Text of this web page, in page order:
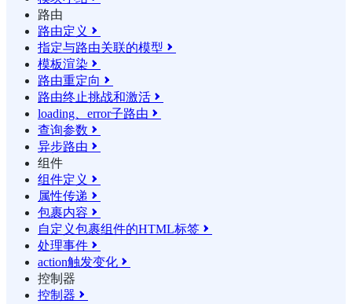
路由
路由定义 
指定与路由关联的模型 
模板渲染 
路由重定向 
路由终止挑战和激活 
loading、error子路由 
查询参数 
异步路由 
组件
组件定义 
属性传递 
包裹内容 
自定义包裹组件的HTML标签 
处理事件 
action触发变化 
控制器
控制器 